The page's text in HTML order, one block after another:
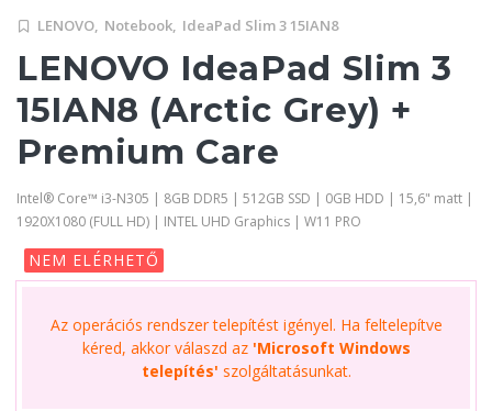
LENOVO, Notebook, IdeaPad Slim 3 15IAN8
LENOVO IdeaPad Slim 3
15IAN8 (Arctic Grey) +
Premium Care
Intel® Core™ i3-N305 | 8GB DDR5 | 512GB SSD | 0GB HDD | 15,6" matt |
1920X1080 (FULL HD) | INTEL UHD Graphics | W11 PRO
NEM ELÉRHETŐ
Az operációs rendszer telepítést igényel. Ha feltelepítve
kéred, akkor válaszd az 'Microsoft Windows
telepítés' szolgáltatásunkat.